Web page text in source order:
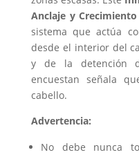
Anclaje y
sistema que actúa
desde el interior del
y de la detención
encuestan señala
cabello.
Advertencia:
No debe nunca